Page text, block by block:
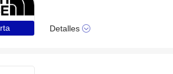
Detalles